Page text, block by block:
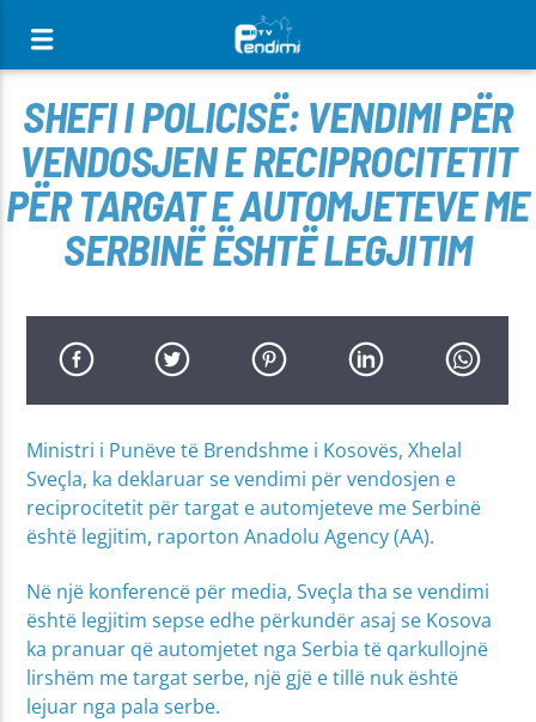
SHEFI I POLICISË: VENDIMI PËR
VENDOSJEN E RECIPROCITETIT
PËR TARGAT E AUTOMJETEVE ME
SERBINË ËSHTË LEGJITIM
Ministri i Punëve të Brendshme i Kosovës, Xhelal
Sveçla, ka deklaruar se vendimi për vendosjen e
reciprocitetit për targat e automjeteve me Serbinë
është legjitim, raporton Anadolu Agency (AA).
Në një konferencë për media, Sveçla tha se vendimi
është legjitim sepse edhe përkundër asaj se Kosova
ka pranuar që automjetet nga Serbia të qarkullojnë
lirshëm me targat serbe, një gjë e tillë nuk është
lejuar nga pala serbe.